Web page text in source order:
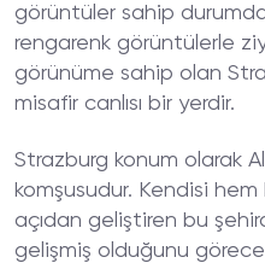
görüntüler sahip
rengarenk görüntülerle
görünüme sahip olan
misafir canlısı bir yerdir.
Strazburg konum olarak
komşusudur. Kendisi
açıdan geliştiren bu
gelişmiş olduğunu